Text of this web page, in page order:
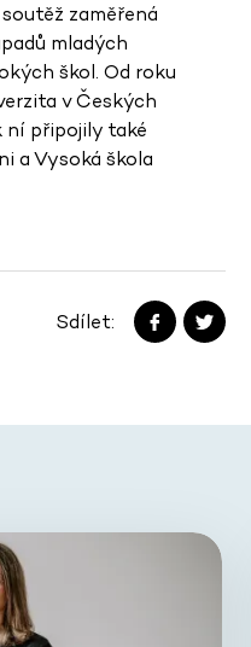
zaměřená
mladých
škol. Od roku
v Českých
ní připojily také
a Vysoká škola
Sdílet: